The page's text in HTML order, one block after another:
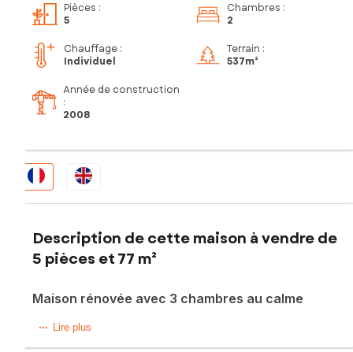
Pièces :
5
Chambres :
2
Chauffage :
Individuel
Terrain :
537m²
Année de construction
:
2008
Description de cette maison à vendre de
5 pièces et 77 m²
Maison rénovée avec 3 chambres au calme
Au Fossat, dans un lotissement calme à proximité des
Lire plus